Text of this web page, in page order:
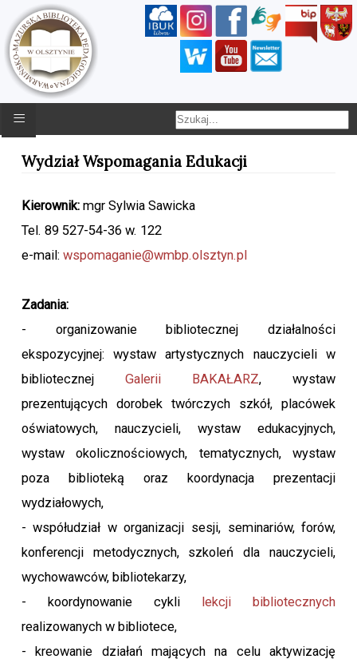
≡
Wydział Wspomagania Edukacji
Kierownik:mgr Sylwia Sawicka
Tel. 89 527-54-36 w. 122
e-mail: wspomaganie@wmbp.olsztyn.pl
Zadania:
- organizowanie bibliotecznej działalności
ekspozycyjnej: wystaw artystycznych nauczycieli w
bibliotecznej Galerii BAKAŁARZ, wystaw
prezentujących dorobek twórczych szkół, placówek
oświatowych, nauczycieli, wystaw edukacyjnych,
wystaw okolicznościowych, tematycznych, wystaw
poza biblioteką oraz koordynacja prezentacji
wydziałowych,
- współudział w organizacji sesji, seminariów, forów,
konferencji metodycznych, szkoleń dla nauczycieli,
wychowawców, bibliotekarzy,
- koordynowanie cykli lekcji bibliotecznych
realizowanych w bibliotece,
- kreowanie działań mających na celu aktywizację